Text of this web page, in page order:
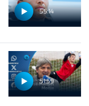
55:14
51:59